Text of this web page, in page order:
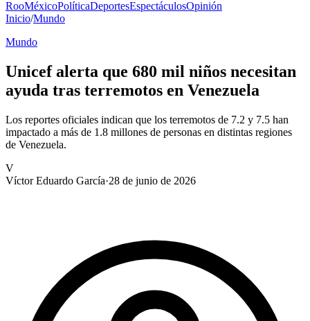
RooMéxicoPolíticaDeportesEspectáculosOpinión
Inicio/Mundo
Mundo
Unicef alerta que 680 mil niños necesitan
ayuda tras terremotos en Venezuela
Los reportes oficiales indican que los terremotos de 7.2 y 7.5 han
impactado a más de 1.8 millones de personas en distintas regiones
de Venezuela.
V
Víctor Eduardo García·28 de junio de 2026